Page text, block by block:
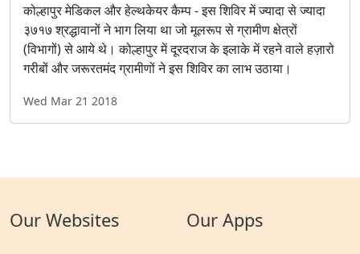
कोल्हापुर मेडिकल और हेल्थकेयर कैम्प - इस शिविर में ज्यादा से ज्यादा
३७१७ श्रद्धावानों ने भाग लिया था जो मूलरूप से ग्रामीण क्षेत्रों
(विभागों) से आये थे। कोल्हापुर में दूरदराज के इलाके में रहने वाले हज़ारो
गरीबों और जरूरतमंद ग्रामीणों ने इस शिविर का लाभ उठाया।
Wed Mar 21 2018
Our Websites Our Apps